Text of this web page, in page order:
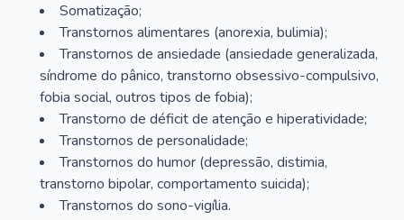
Somatização;
Transtornos alimentares (anorexia, bulimia);
Transtornos de ansiedade (ansiedade generalizada,
síndrome do pânico, transtorno obsessivo-compulsivo,
fobia social, outros tipos de fobia);
Transtorno de déficit de atenção e hiperatividade;
Transtornos de personalidade;
Transtornos do humor (depressão, distimia,
transtorno bipolar, comportamento suicida);
Transtornos do sono-vigília.